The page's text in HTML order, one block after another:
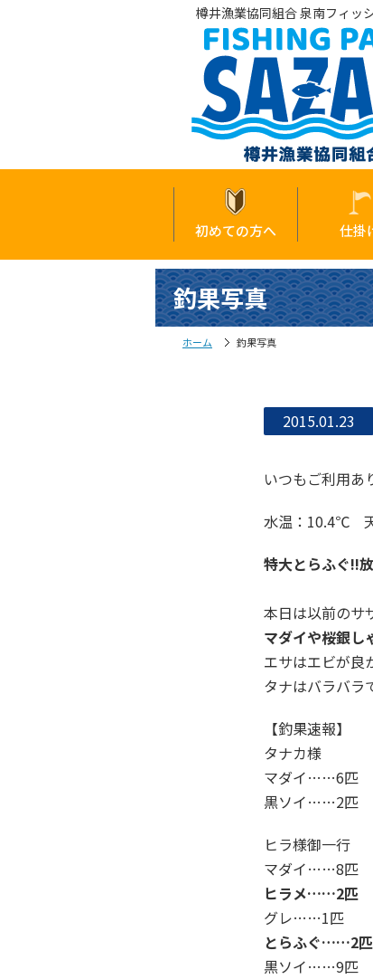
樽井漁業協同組合 泉南フィッ
初めての方へ 仕掛
釣果写真
ホーム 釣果写真
2015.01.23
いつもご利用あ
水温：10.4℃
特大とらふぐ!!
本日は以前のサ
マダイや桜銀し
エサはエビが良
タナはバラバラ
【釣果速報】
タナカ様
マダイ……6匹
黒ソイ……2匹
ヒラ様御一行
マダイ……8匹
ヒラメ……2匹
グレ……1匹
とらふぐ……2匹
黒ソイ……9匹